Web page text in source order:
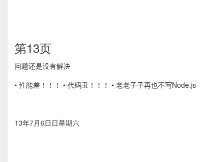
第13页
问题还是没有解决
• 性能差！！！ • 代码丑！！！ • ⽼老⼦子再也不写Node.js
13年7月6⽇日星期六